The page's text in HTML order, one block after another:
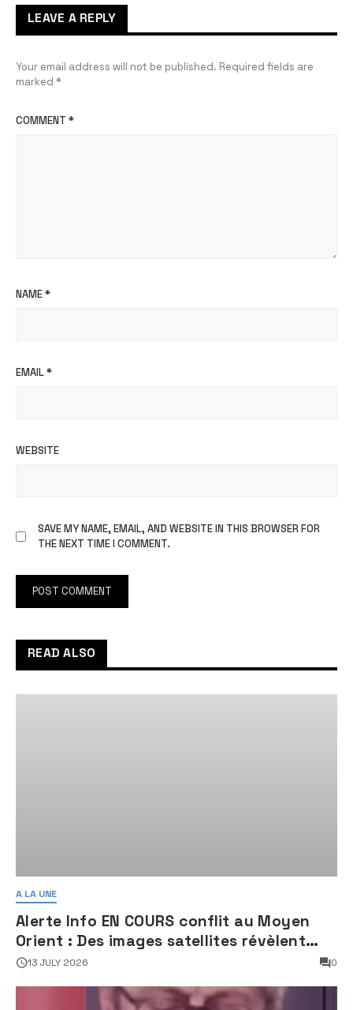
LEAVE A REPLY
Your email address will not be published. Required fields are
marked *
COMMENT *
NAME*
EMAIL*
WEBSITE
SAVE MY NAME, EMAIL, AND WEBSITE IN THIS BROWSER FOR
THE NEXT TIME I COMMENT.
READ ALSO
A LA UNE
Alerte Info EN COURS conflit au Moyen
Orient : Des images satellites révèlent
une activité jugée « inquiétante » sur
13 JULY 2026 0